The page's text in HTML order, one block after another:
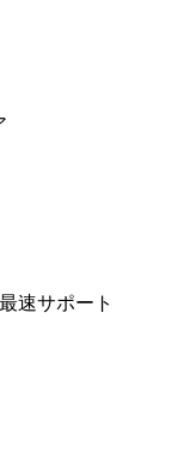
速サポート